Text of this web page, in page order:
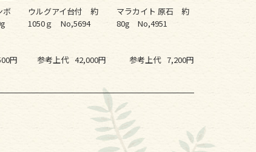
ボ
円
ウルグアイ台付 約
1050ｇ No,5694
参考上代 42,000円
マラカイト 原石 約
80g No,4951
参考上代 7,200円